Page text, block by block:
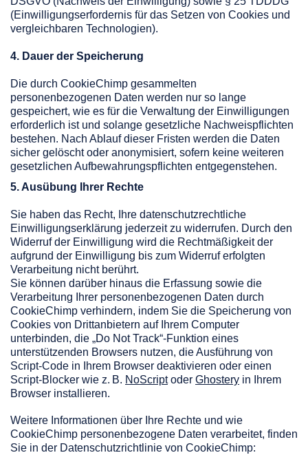
(Einwilligungserfordernis für das Setzen von Cookies und
vergleichbaren Technologien).
4. Dauer der Speicherung
Die durch CookieChimp gesammelten
personenbezogenen Daten werden nur so lange
gespeichert, wie es für die Verwaltung der Einwilligungen
erforderlich ist und solange gesetzliche Nachweispflichten
bestehen. Nach Ablauf dieser Fristen werden die Daten
sicher gelöscht oder anonymisiert, sofern keine weiteren
gesetzlichen Aufbewahrungspflichten entgegenstehen.
5. Ausübung Ihrer Rechte
Sie haben das Recht, Ihre datenschutzrechtliche
Einwilligungserklärung jederzeit zu widerrufen. Durch den
Widerruf der Einwilligung wird die Rechtmäßigkeit der
aufgrund der Einwilligung bis zum Widerruf erfolgten
Verarbeitung nicht berührt.
Sie können darüber hinaus die Erfassung sowie die
Verarbeitung Ihrer personenbezogenen Daten durch
CookieChimp verhindern, indem Sie die Speicherung von
Cookies von Drittanbietern auf Ihrem Computer
unterbinden, die „Do Not Track“-Funktion eines
unterstützenden Browsers nutzen, die Ausführung von
Script-Code in Ihrem Browser deaktivieren oder einen
Script-Blocker wie z. B. NoScriptoder Ghostery in Ihrem
Browser installieren.
Weitere Informationen über Ihre Rechte und wie
CookieChimp personenbezogene Daten verarbeitet, finden
Sie in der Datenschutzrichtlinie von CookieChimp: